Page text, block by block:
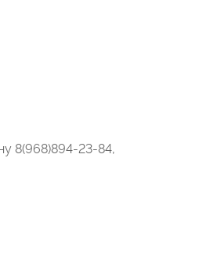
8(968)894-23-84,